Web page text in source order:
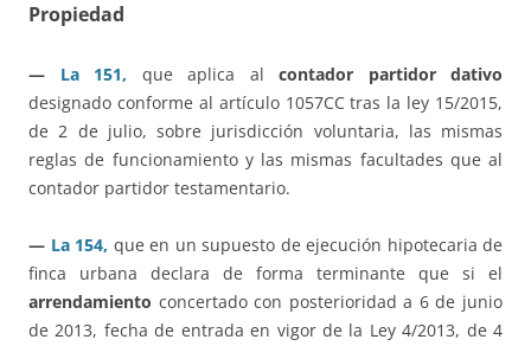
Propiedad
— La 151, que aplica al contador partidor dativo
designado conforme al artículo 1057CC tras la ley 15/2015,
de 2 de julio, sobre jurisdicción voluntaria, las mismas
reglas de funcionamiento y las mismas facultades que al
contador partidor testamentario.
— La 154, que en un supuesto de ejecución hipotecaria de
finca urbana declara de forma terminante que si el
arrendamiento concertado con posterioridad a 6 de junio
de 2013, fecha de entrada en vigor de la Ley 4/2013, de 4